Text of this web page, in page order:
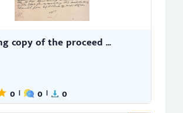
copy of the proceed ...
0 | 0 | 0